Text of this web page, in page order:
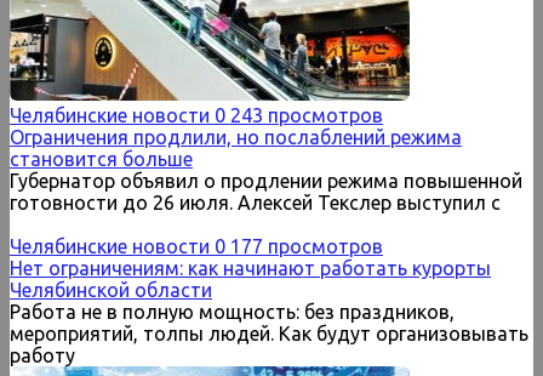
Челябинские новости 0 243 просмотров
Ограничения продлили, но послаблений режима
становится больше
Губернатор объявил о продлении режима повышенной
готовности до 26 июля. Алексей Текслер выступил с
Челябинские новости 0 177 просмотров
Нет ограничениям: как начинают работать курорты
Челябинской области
Работа не в полную мощность: без праздников,
мероприятий, толпы людей. Как будут организовывать
работу